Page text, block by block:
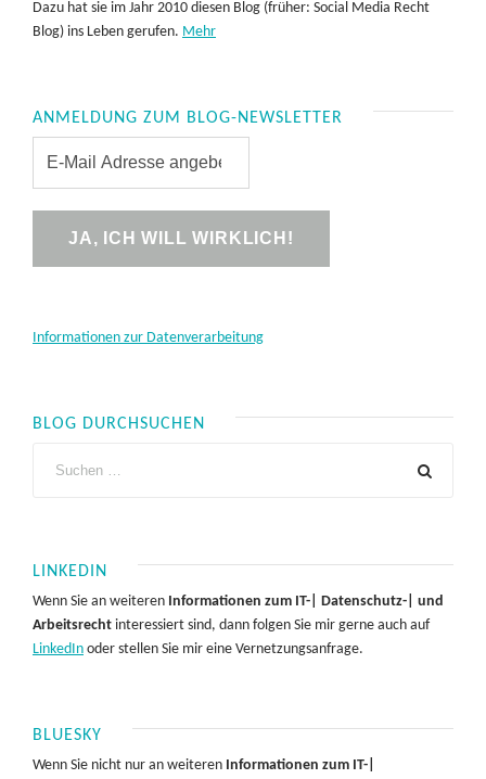
Dazu hat sie im Jahr 2010 diesen Blog (früher: Social Media Recht
Blog) ins Leben gerufen. Mehr
ANMELDUNG ZUM BLOG-NEWSLETTER
Informationen zur Datenverarbeitung
BLOG DURCHSUCHEN
LINKEDIN
Wenn Sie an weiteren Informationen zum IT-| Datenschutz-| und
Arbeitsrecht interessiert sind, dann folgen Sie mir gerne auch auf
LinkedIn oder stellen Sie mir eine Vernetzungsanfrage.
BLUESKY
Wenn Sie nicht nur an weiteren Informationen zum IT-|